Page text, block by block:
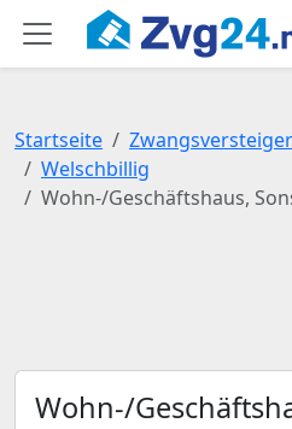
Startseite
Welschbillig
Wohn-/Geschäftshaus,
Wohn-/